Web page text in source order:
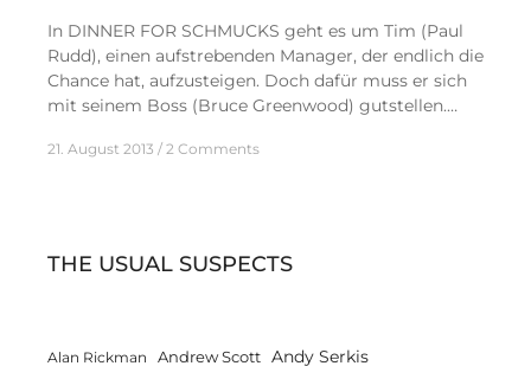
In DINNER FOR SCHMUCKS geht es um Tim (Paul
Rudd), einen aufstrebenden Manager, der endlich die
Chance hat, aufzusteigen. Doch dafür muss er sich
mit seinem Boss (Bruce Greenwood) gutstellen.…
21. August 2013 2 Comments
THE USUAL SUSPECTS
Alan Rickman Andrew Scott Andy Serkis